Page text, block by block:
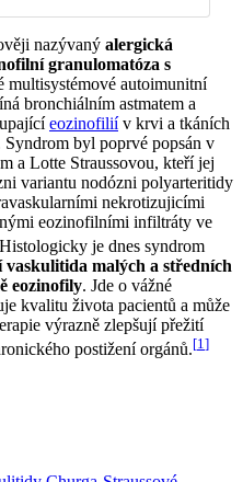
nazývaný alergická
granulomatóza s
multisystémové autoimunitní
bronchiálním astmatem a
eozinofiliív krvi a tkáních
Syndrom byl poprvé popsán v
a Lotte Straussovou, kteří jej
variantu nodózni polyarteritidy
nekrotizujicími
eozinofilními infiltráty ve
Histologicky je dnes syndrom
malých a středních
eozinofily. Jde o vážné
kvalitu života pacientů a může
výrazně zlepšují přežití
postižení orgánů.[1]